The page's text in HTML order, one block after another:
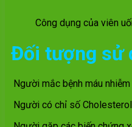
Công dụng của viên
Đối tượng sử
Người mắc bệnh máu
Người có chỉ số